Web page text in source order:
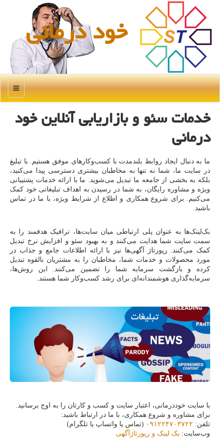
خود درمانی
منو
خدمات سئو و بازاریابی آنلاین خود
درمانی
ما به دنبال ایجاد روابط بلندمدت با کسب‌وکارهای موفق هستیم. با تبلیغ
در سایت ما، شما نه تنها به مخاطبان بیشتری دسترسی پیدا می‌کنید،
بلکه به بخشی از جامعه ما تبدیل می‌شوید. ما با ارائه خدمات پشتیبانی
ویژه و مشاوره رایگان، به شما در رسیدن به اهداف تبلیغاتی خود کمک
می‌کنیم. برای شروع همکاری و اطلاع از شرایط ویژه، با ما در تماس
باشید.
بک‌لینک‌ها به عنوان پلی ارتباطی میان سایت‌ها، ترافیک هدفمند را به
سمت سایت شما هدایت می‌کنند و به بهبود سئو و افزایش نرخ تبدیل
کمک می‌کنند. رپورتاژ آگهی‌ها نیز با ارائه اطلاعات جامع و جذاب در
مورد محصولات و خدمات شما، مخاطبان را به مشتریان بالقوه تبدیل
کرده و بازگشت سرمایه شما را تضمین می‌کنند. این روش‌ها،
سرمایه‌گذاری هوشمندانه‌ای برای رشد کسب‌وکار شما هستند.
با سایت خوددرمانی، اعتبار سایت و کسب و کارتان را به اوج برسانید.
برای مشاوره و شروع همکاری، با ما در ارتباط باشید:
تلفن: ۰۹۱۲۲۴۷۰۳۷۲۲ (تماس یا واتساپ یا تلگرام)
وب‌سایت: بک لینک و رپورتاژآگهی